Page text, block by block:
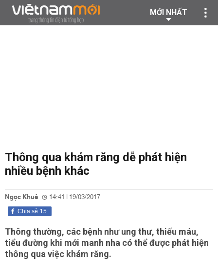
MỚI NHẤT
Thông qua khám răng dễ phát hiện
nhiều bệnh khác
Ngọc Khuê 14:41 | 19/03/2017
15
Chia sẻ
Thông thường, các bệnh như ung thư, thiếu máu,
tiểu đường khi mới manh nha có thể được phát hiện
thông qua việc khám răng.